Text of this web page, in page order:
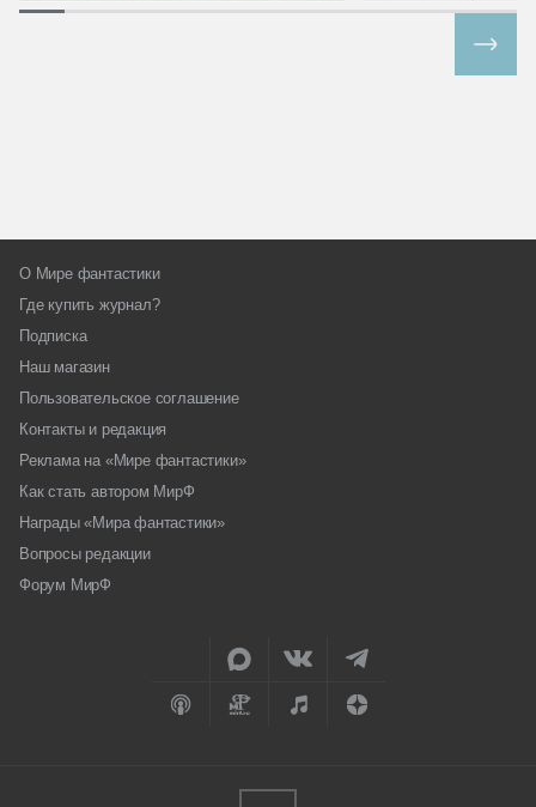
О Мире фантастики
Где купить журнал?
Подписка
Наш магазин
Пользовательское соглашение
Контакты и редакция
Реклама на «Мире фантастики»
Как стать автором МирФ
Награды «Мира фантастики»
Вопросы редакции
Форум МирФ